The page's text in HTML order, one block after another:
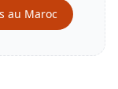
au Maroc